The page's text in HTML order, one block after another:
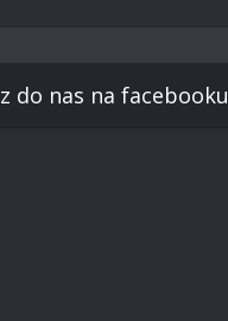
do nas na facebooku